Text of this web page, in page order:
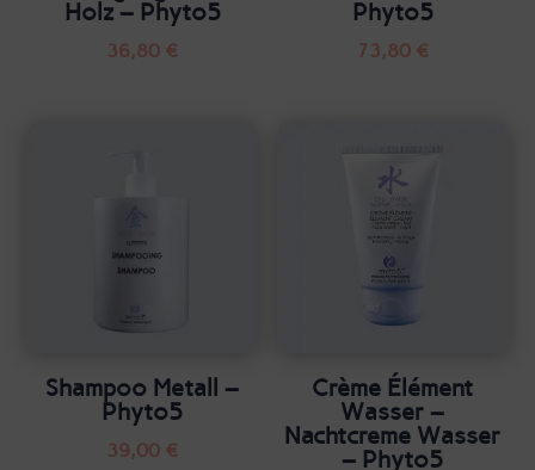
Holz – Phyto5
36,80 €
Phyto5
73,80 €
Shampoo Metall –
Phyto5
39,00 €
Crème Élément
Wasser –
Nachtcreme Wasser
– Phyto5